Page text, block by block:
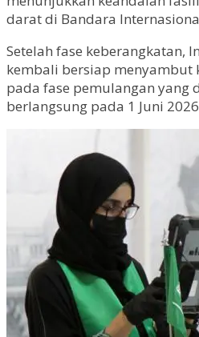
darat di Bandara
Setelah fase keberangkatan,
kembali bersiap menyambut
pada fase pemulangan yang
berlangsung pada 1 Juni